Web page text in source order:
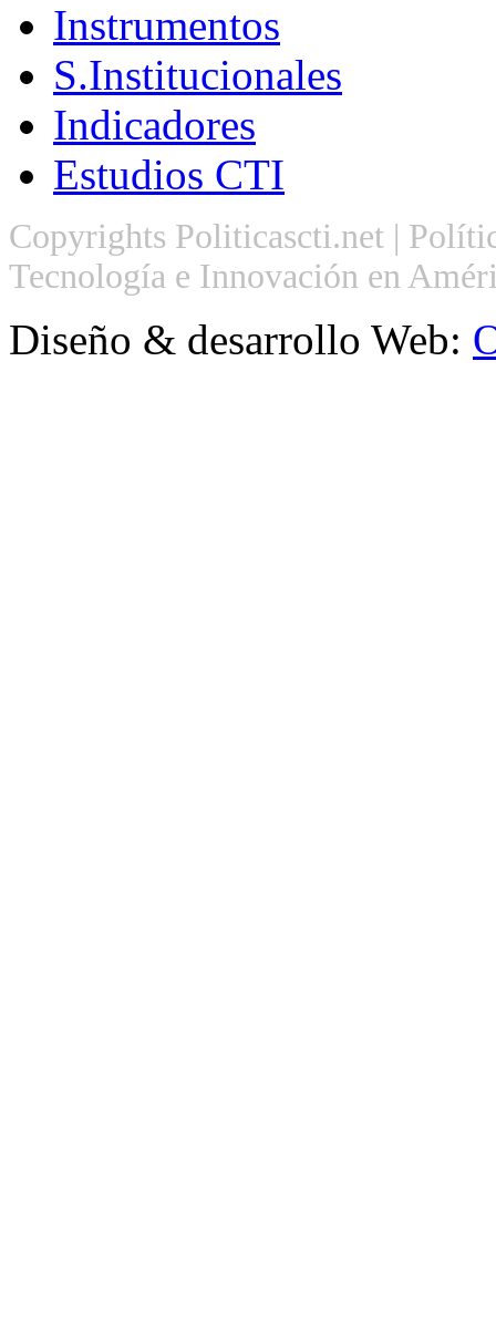
Instrumentos
S.Institucionales
Indicadores
Estudios CTI
Copyrights Politicascti.net |
Tecnología e Innovación en
Diseño & desarrollo Web: